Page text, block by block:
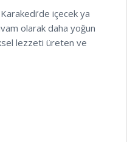
içecek ya
olarak daha yoğun
lezzeti üreten ve